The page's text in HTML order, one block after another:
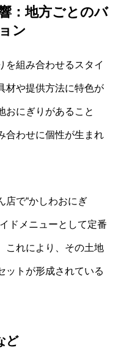
：地方ごとのバ
ン
を組み合わせるスタイ
材や提供方法に特色が
おにぎりがあること
合わせに個性が生まれ
店で“かしわおにぎ
ドメニューとして定番
これにより、その土地
ットが形成されている
ど